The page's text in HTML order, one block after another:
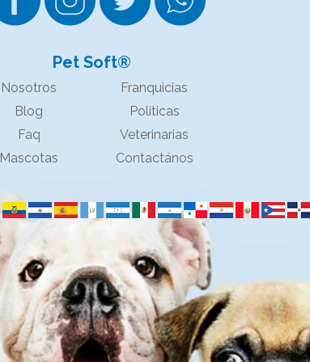
Pet Soft®
Nosotros
Franquicias
Blog
Politicas
Faq
Veterinarias
Mascotas
Contactános